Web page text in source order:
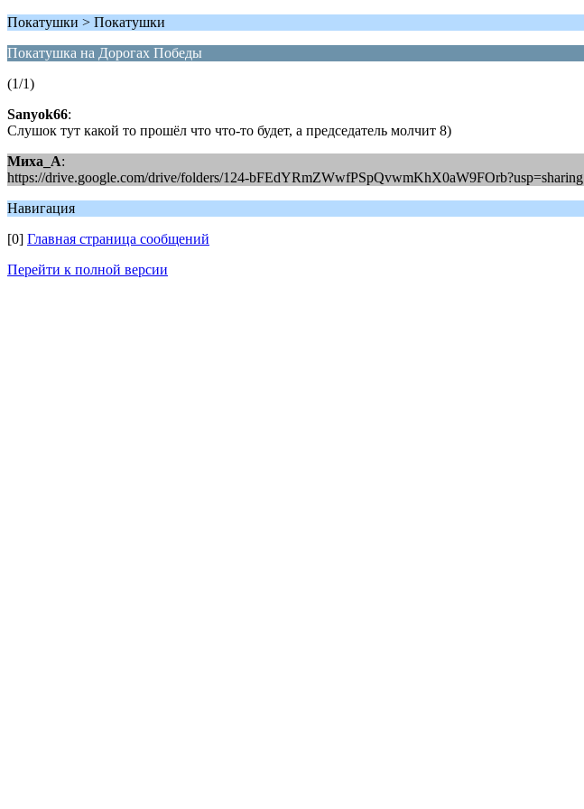
Покатушки > Покатушки
Покатушка на Дорогах Победы
(1/1)
Sanyok66:
Слушок тут какой то прошёл что что-то будет, а председатель молчит 8)
Миха_А:
https://drive.google.com/drive/folders/124-bFEdYRmZWwfPSpQvwmKhX0aW9FOrb?usp=sharing
Навигация
[0] Главная страница сообщений
Перейти к полной версии